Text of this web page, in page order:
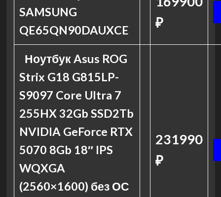
SAMSUNG
QE65QN90DAUXCE
₽
Ноутбук Asus ROG
Strix G18 G815LP-
S9097 Core Ultra 7
255HX 32Gb SSD2Tb
NVIDIA GeForce RTX
5070 8Gb 18″ IPS
WQXGA
(2560×1600) без ОС
231990
₽